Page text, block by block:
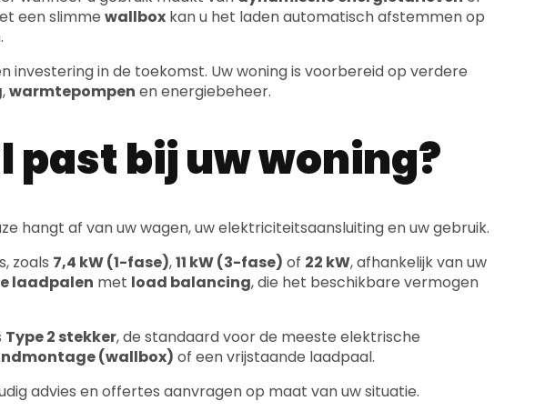
een slimmewallbox kan u het laden automatisch afstemmen op
investering in de toekomst. Uw woning is voorbereid op verdere
,warmtepompen en energiebeheer.
past bij uw woning?
hangt af van uw wagen, uw elektriciteitsaansluiting en uw gebruik.
zoals 7,4 kW (1-fase),11 kW (3-fase) of 22 kW, afhankelijk van uw
laadpalen met load balancing, die het beschikbare vermogen
Type 2 stekker, de standaard voor de meeste elektrische
(wallbox) of een vrijstaande laadpaal.
advies en offertes aanvragen op maat van uw situatie.